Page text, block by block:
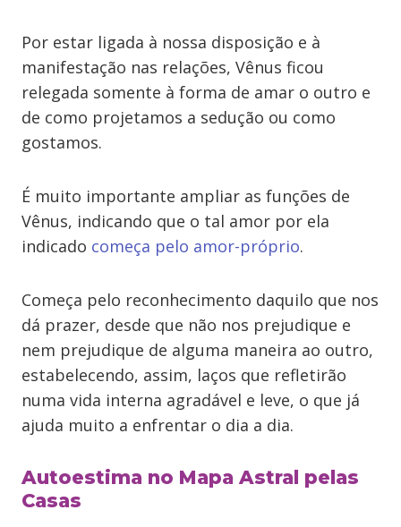
Por estar ligada à nossa disposição e à
manifestação nas relações, Vênus ficou
relegada somente à forma de amar o outro e
de como projetamos a sedução ou como
gostamos.
É muito importante ampliar as funções de
Vênus, indicando que o tal amor por ela
indicado começa pelo amor-próprio.
Começa pelo reconhecimento daquilo que nos
dá prazer, desde que não nos prejudique e
nem prejudique de alguma maneira ao outro,
estabelecendo, assim, laços que refletirão
numa vida interna agradável e leve, o que já
ajuda muito a enfrentar o dia a dia.
Autoestima no Mapa Astral pelas
Casas